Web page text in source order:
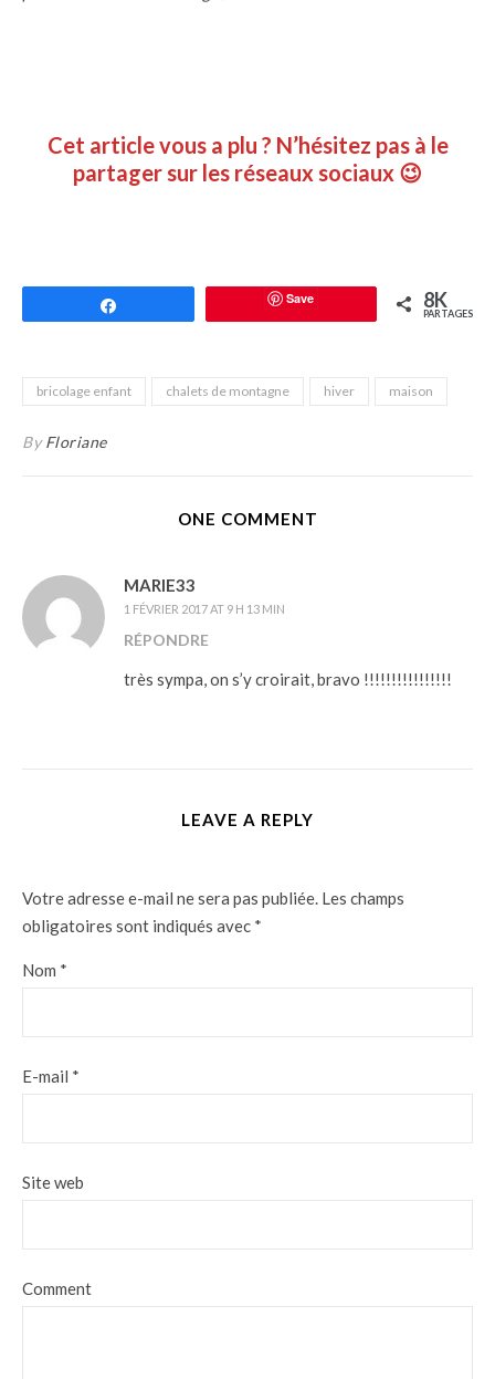
Cet article vous a plu ? N’hésitez pas à le
partager sur les réseaux sociaux 😉
Save 8K
PARTAGES
bricolage enfant chalets de montagne hiver maison
ByFloriane
ONE COMMENT
MARIE33
1 FÉVRIER 2017 AT 9 H 13 MIN
RÉPONDRE
très sympa, on s’y croirait, bravo !!!!!!!!!!!!!!!!
LEAVE A REPLY
Votre adresse e-mail ne sera pas publiée. Les champs
obligatoires sont indiqués avec *
Nom *
E-mail *
Site web
Comment